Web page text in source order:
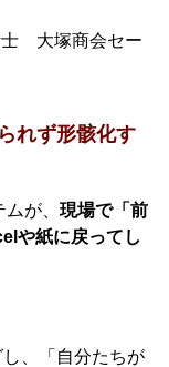
士 大塚商会セー
れず形骸化す
ムが、現場で「前
や紙に戻ってし
、「自分たちが